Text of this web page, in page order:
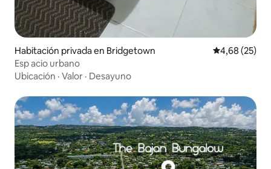
Habitación privada en Bridgetown Calificación
4,68 (25)
Esp acio urbano
Ubicación · Valor · Desayuno